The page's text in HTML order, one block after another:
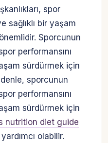
spor
sağlıklı bir yaşam
Sporcunun
performansını
sürdürmek için
sporcunun
performansını
sürdürmek için
nutrition diet guide
olabilir.